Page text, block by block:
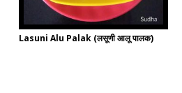
Lasuni Alu Palak (लसूणी आलू पालक)